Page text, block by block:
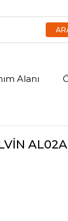
Alanı
AL02A